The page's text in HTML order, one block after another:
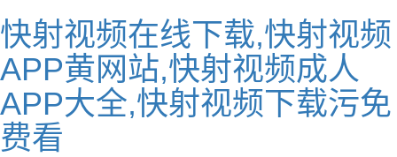
快射视频在线下载,快射视频
APP黄网站,快射视频成人
APP大全,快射视频下载污免
费看